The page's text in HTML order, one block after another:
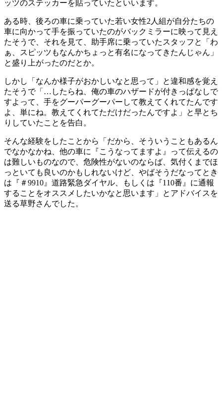
ッツのステッカーを貼っていたといいます。
ある時、後ろの車に乗っていた若い女性2人組が自分たちの
車に向かって手を振っていたのがバックミラーに映って見え
たそうで、それを見て、助手席に乗っていたスタッフと「わ
ぁ、スピッツもなんかちょっと有名になってきたんじゃん」
と盛り上がったのだとか。
しかし「なんか様子がおかしいなと思って」と違和感を覚え
たそうで「…したらね、俺の車のハザードが付きっぱなしで
すよって、手をグーパーグーパーして教えてくれてたんです
よ、単にね。教えてくれてただけだったんですよ」と早とち
りしていたことを告白。
そんな経験をしたことから「だから、そういうこともあるん
でなかなかね、他の車に『こうなってますよ』って伝えるの
は難しいものなので、危険性がないのならば、気付くまでほ
っといても良いのかもしれないけど、やばそうだなってとき
は『＃9910』道路緊急ダイヤル、もしくは『110番』に通報
することをオススメしたいかなと思います」とアドバイスを
送る草野さんでした。